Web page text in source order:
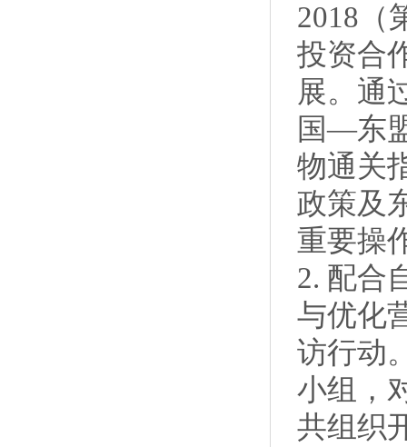
2018（
投资合
展。通
国—东
物通关
政策及
重要操
2. 配合
与优化
访行动
小组，
共组织